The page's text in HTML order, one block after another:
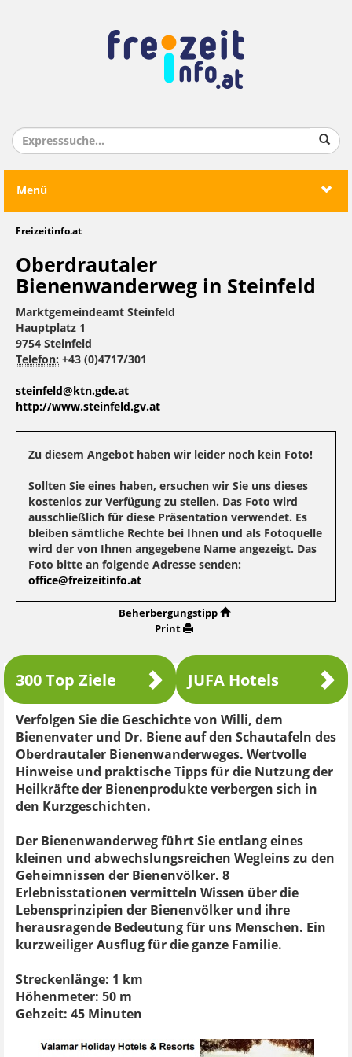
Menü
Freizeitinfo.at
Oberdrautaler
Bienenwanderweg in Steinfeld
Marktgemeindeamt Steinfeld
Hauptplatz 1
9754 Steinfeld
Telefon: +43 (0)4717/301
steinfeld@ktn.gde.at
http://www.steinfeld.gv.at
Zu diesem Angebot haben wir leider noch kein Foto!
Sollten Sie eines haben, ersuchen wir Sie uns dieses
kostenlos zur Verfügung zu stellen. Das Foto wird
ausschließlich für diese Präsentation verwendet. Es
bleiben sämtliche Rechte bei Ihnen und als Fotoquelle
wird der von Ihnen angegebene Name angezeigt. Das
Foto bitte an folgende Adresse senden:
office@freizeitinfo.at
Beherbergungstipp
Print
300 Top Ziele JUFA Hotels
Verfolgen Sie die Geschichte von Willi, dem
Bienenvater und Dr. Biene auf den Schautafeln des
Oberdrautaler Bienenwanderweges. Wertvolle
Hinweise und praktische Tipps für die Nutzung der
Heilkräfte der Bienenprodukte verbergen sich in
den Kurzgeschichten.
Der Bienenwanderweg führt Sie entlang eines
kleinen und abwechslungsreichen Wegleins zu den
Geheimnissen der Bienenvölker. 8
Erlebnisstationen vermitteln Wissen über die
Lebensprinzipien der Bienenvölker und ihre
herausragende Bedeutung für uns Menschen. Ein
kurzweiliger Ausflug für die ganze Familie.
Streckenlänge: 1 km
Höhenmeter: 50 m
Gehzeit: 45 Minuten